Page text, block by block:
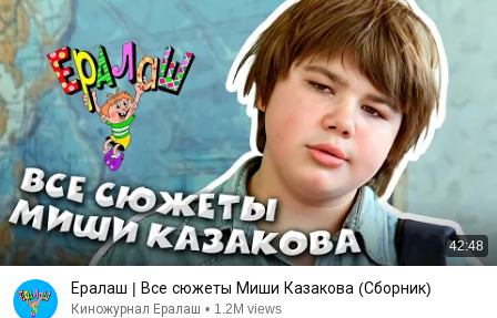
42:48
Ералаш | Все сюжеты Миши Казакова (Сборник)
Киножурнал Ералаш • 1.2M views